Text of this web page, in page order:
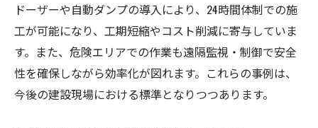
ドーザーや自動ダンプの導入により、24時間体制での施
工が可能になり、工期短縮やコスト削減に寄与していま
す。また、危険エリアでの作業も遠隔監視・制御で安全
性を確保しながら効率化が図れます。これらの事例は、
今後の建設現場における標準となりつつあります。